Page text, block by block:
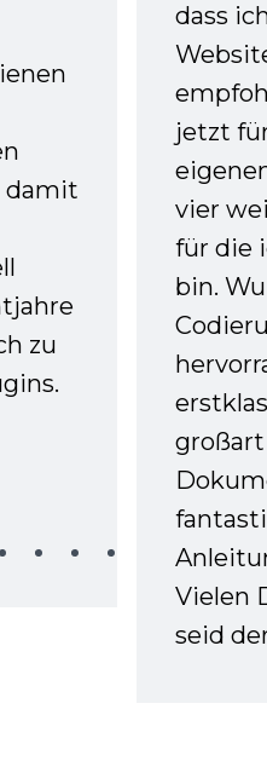
damit
zu
dass
jetzt
vier
für die
bin.
Vielen
seid